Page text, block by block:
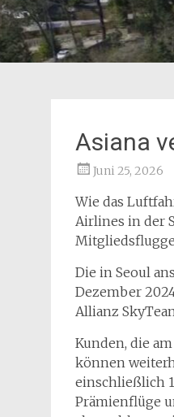
Asiana
Juni 25, 2026
Wie das
Airlines in der
Die in Seoul
Dezember
Allianz
Kunden, die
können
einschließlich
Prämienflüge